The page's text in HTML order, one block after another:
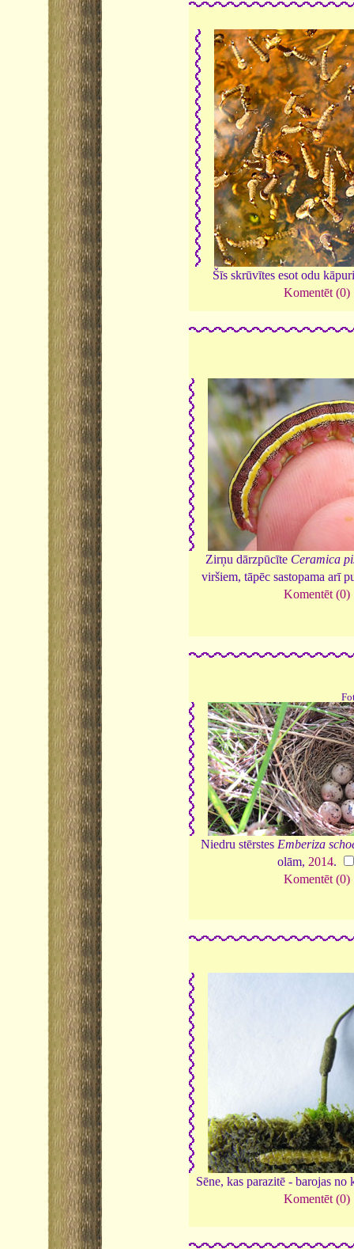
Šīs skrūvītes esot odu
Komentēt (0)
Zirņu dārzpūcīte Ceramica
viršiem, tāpēc sastopama arī
Komentēt (0)
Niedru stērstes Emberiza
olām, 2014.
Komentēt (0)
Sēne, kas parazitē - barojas no
Komentēt (0)